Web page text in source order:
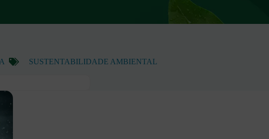
SUSTENTABILIDADE AMBIENTAL